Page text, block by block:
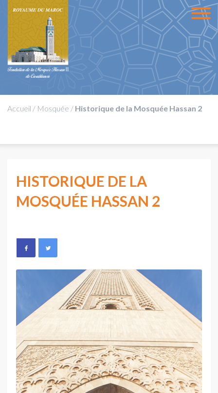
Accueil / Mosquée / Historique de la Mosquée Hassan 2
HISTORIQUE DE LA
MOSQUÉE HASSAN 2